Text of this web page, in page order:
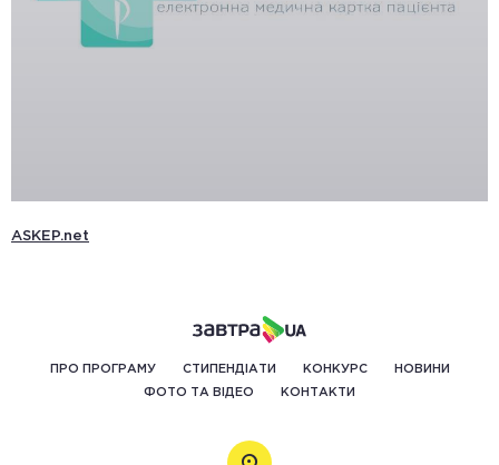
ASKEP.net
ПРО ПРОГРАМУ СТИПЕНДІАТИ КОНКУРС НОВИНИ
ФОТО ТА ВІДЕО КОНТАКТИ